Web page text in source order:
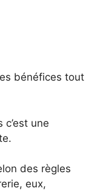
bénéfices tout
une
des règles
eux,